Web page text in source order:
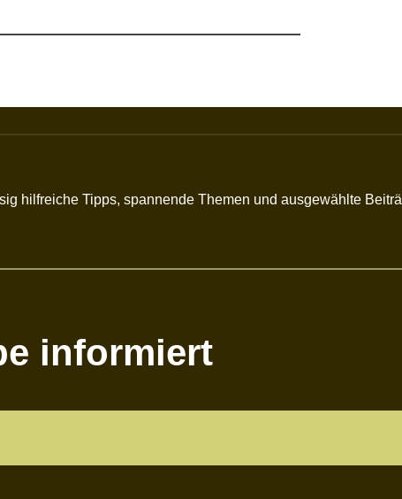
hilfreiche Tipps, spannende Themen und ausgewählte
informiert